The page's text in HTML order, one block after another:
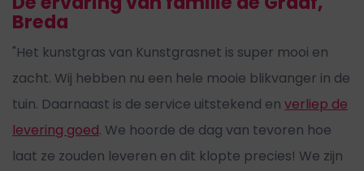
Breda
"Het kunstgras van Kunstgrasnet is super mooi en
zacht. Wij hebben nu een hele mooie blikvanger in de
tuin. Daarnaast is de service uitstekend en verliep de
levering goed. We hoorde de dag van tevoren hoe
laat ze zouden leveren en dit klopte precies! We zijn